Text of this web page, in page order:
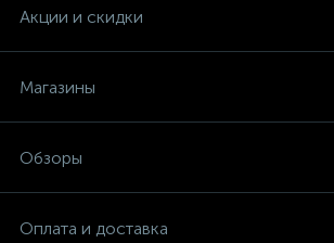
Акции и скидки
Магазины
Обзоры
Оплата и доставка